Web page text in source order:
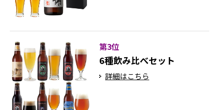
第3位
6種飲み比べセット
詳細はこちら